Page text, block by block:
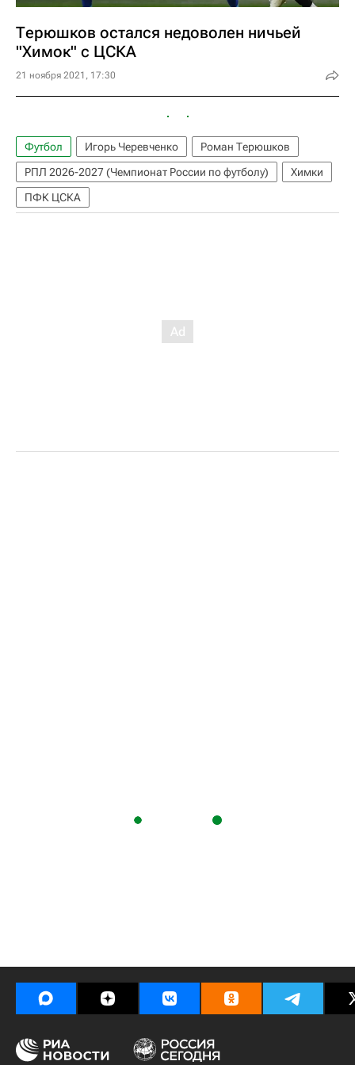
Терюшков остался недоволен ничьей
"Химок" с ЦСКА
21 ноября 2021, 17:30
Футбол Игорь Черевченко
Роман Терюшков
РПЛ 2026-2027 (Чемпионат России по футболу)
Химки
ПФК ЦСКА